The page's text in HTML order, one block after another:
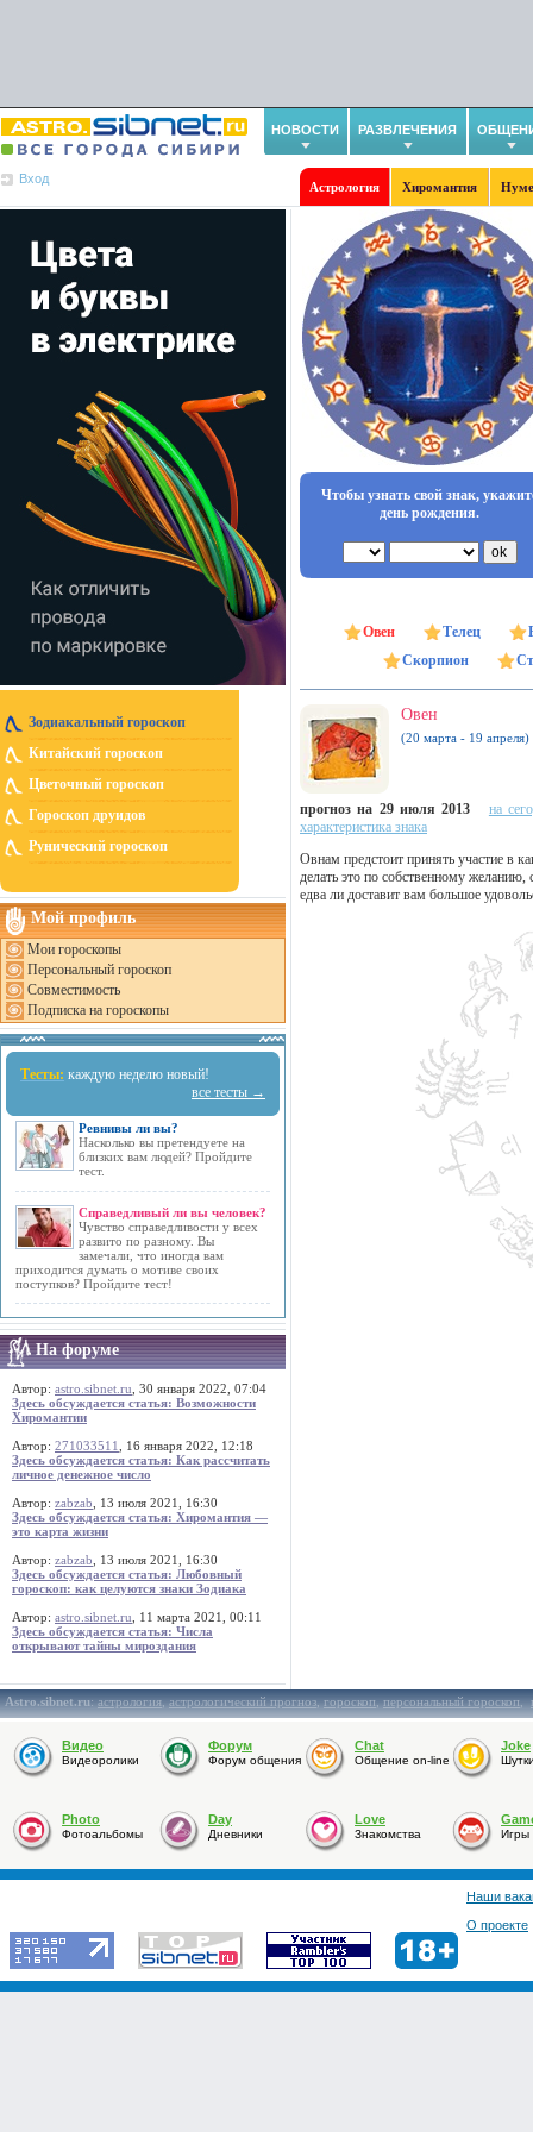
НОВОСТИ РАЗВЛЕЧЕНИЯ
Вход
Астрология Хиромантия
Зодиакальный гороскоп
Китайский гороскоп
Цветочный гороскоп
Гороскоп друидов
Рунический гороскоп
Мой профиль
Мои гороскопы
Персональный гороскоп
Совместимость
Подписка на гороскопы
Тесты: каждую неделю новый!
все тесты →
Ревнивы ли вы?
Насколько вы претендуете на
близких вам людей? Пройдите
тест.
Справедливый ли вы человек?
Чувство справедливости у всех
развито по разному. Вы
замечали, что иногда вам
приходится думать о мотиве своих
поступков? Пройдите тест!
На форуме
Автор: astro.sibnet.ru , 30 января 2022, 07:04
Здесь обсуждается статья: Возможности
Хиромантии
Автор: 271033511
, 16 января 2022, 12:18
Здесь обсуждается статья: Как рассчитать
личное денежное число
Автор: zabzab , 13 июля 2021, 16:30
Здесь обсуждается статья: Хиромантия —
это карта жизни
Автор: zabzab , 13 июля 2021, 16:30
Здесь обсуждается статья: Любовный
гороскоп: как целуются знаки Зодиака
Автор: astro.sibnet.ru , 11 марта 2021, 00:11
Здесь обсуждается статья: Числа
открывают тайны мироздания
Чтобы узнать свой знак,
день рождения.
Овен Телец
Скорпион
Овен
(20 марта - 19 апреля)
прогноз на 29 июля 2013
на
характеристика знака
Овнам предстоит принять участие в
делать это по собственному желанию,
едва ли доставит вам большое
Astro.sibnet.ru:астрология,астрологический прогноз,гороскоп,персональный гороскоп,
Видео
Видеоролики
Форум
Форум общения
Chat
Общение on-line
Joke
Photo
Фотоальбомы
Day
Дневники
Love
Знакомства Игры
Наши
О проекте